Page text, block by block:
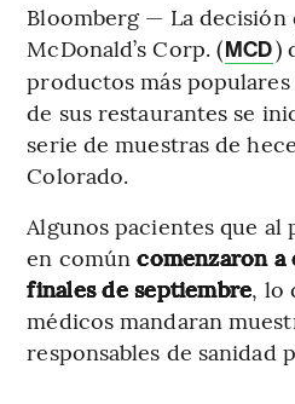
Bloomberg — La decisión
McDonald’s Corp. (MCD)
productos más
de sus restaurantes se
serie de muestras de
Colorado.
Algunos pacientes que
en comúncomenzaron a
finales de septiembre, lo
médicos mandaran
responsables de sanidad